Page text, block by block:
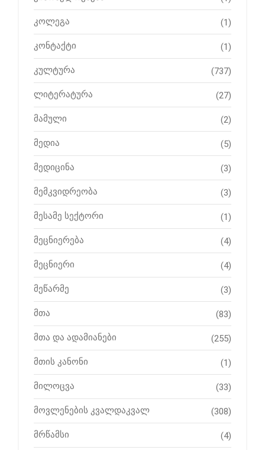
კოლეგა (1)
კონტაქტი (1)
კულტურა (737)
ლიტერატურა (27)
მამული (2)
მედია (5)
მედიცინა (3)
მემკვიდრეობა (3)
მესამე სექტორი (1)
მეცნიერება (4)
მეცნიერი (4)
მეწარმე (3)
მთა (83)
მთა და ადამიანები (255)
მთის კანონი (1)
მილოცვა (33)
მოვლენების კვალდაკვალ (308)
მრწამსი (4)